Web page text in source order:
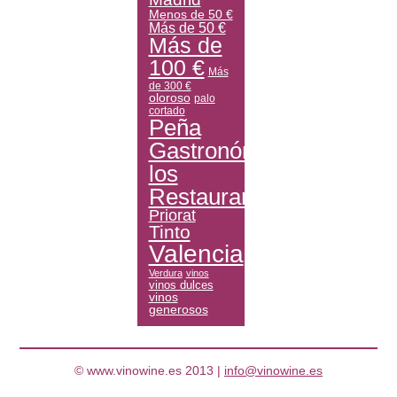
Menos de 50 €
Más de 50 €
Más de
100 € Más
de 300 €
oloroso palo
cortado
Peña
Gastronómica
los
Restauranteros
Priorat
Tinto
Valencia
Verdura vinos
vinos dulces
vinos
generosos
© www.vinowine.es 2013 | info@vinowine.es